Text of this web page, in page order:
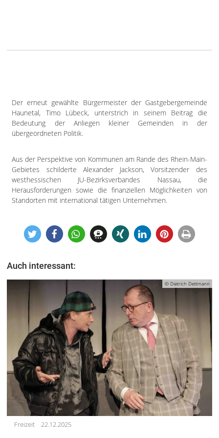
Der erneut gewählte Bürgermeister der Gastgebergemeinde
Haunetal, Timo Lübeck, unterstrich in seinem Beitrag die
Bedeutung der Anliegen kleiner Gemeinden in der
übergeordneten Politik.
Aus der Perspektive von Kommunen am Rande des Rhein-Main-
Gebietes schilderte Alexander Jackson, Vorsitzender des
westhessischen JU-Bezirksverbandes Nassau, die
Herausforderungen sowie die finanziellen Möglichkeiten von
Standorten mit international tätigen Unternehmen.
Auch interessant:
© Dietrich Dettmann
Freizeit 22.12.2025